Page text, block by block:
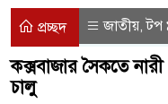
প্রচ্ছদ জাতীয়,টপ
কক্সবাজার সৈকতে
চালু